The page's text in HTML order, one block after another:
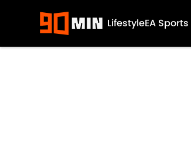
LifestyleEA Sports